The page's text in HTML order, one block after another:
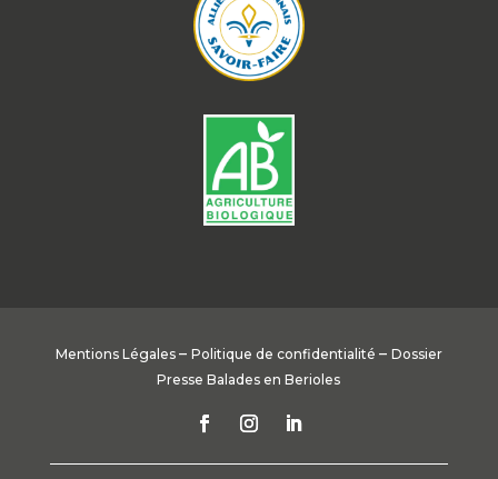
Mentions Légales – Politique de confidentialité – Dossier
Presse Balades en Berioles